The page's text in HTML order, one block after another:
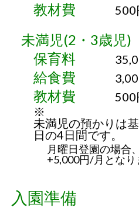
教材費 500
未満児(2・3歳児)
保育料
給食費
教材費
500
※
未満児の預かりは
日の4日間です。
月曜日登園の場合、
+5,000円/月となり
入園準備